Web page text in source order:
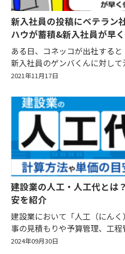
新入社員の投稿にベテラン
ハウが蓄積&新入社員が早
ある日、コネッコが出社する
新入社員のゲンバくんに対して
2021年11月17日
建設業の人工・人工代とは
安を紹介
建設業において「人工（にん
事の見積もりや予算管理、工程
2024年09月30日